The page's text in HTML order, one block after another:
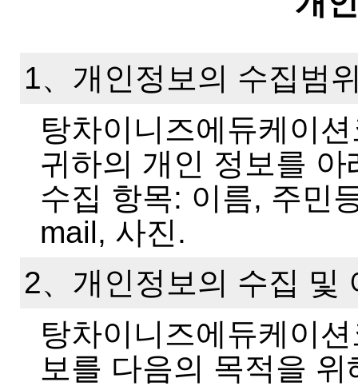
1、개인정보의 수집범
탕차이니즈에듀케이
귀하의 개인 정보를
수집 항목: 이름, 주민
mail, 사진.
2、개인정보의 수집 및
탕차이니즈에듀케이
보를 다음의 목적을